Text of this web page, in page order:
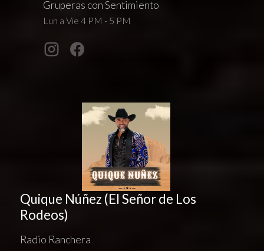
Gruperas con Sentimiento
Lun a Vie 4 PM - 5 PM
Quique Núñez (El Señor de Los
Rodeos)
Radio Ranchera